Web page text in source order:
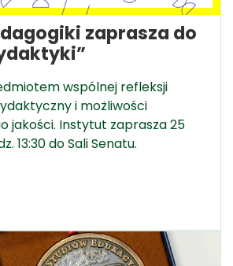
zaprasza do
wspólnej refleksji
i możliwości
jakości. Instytut zaprasza 25
13:30 do Sali Senatu.